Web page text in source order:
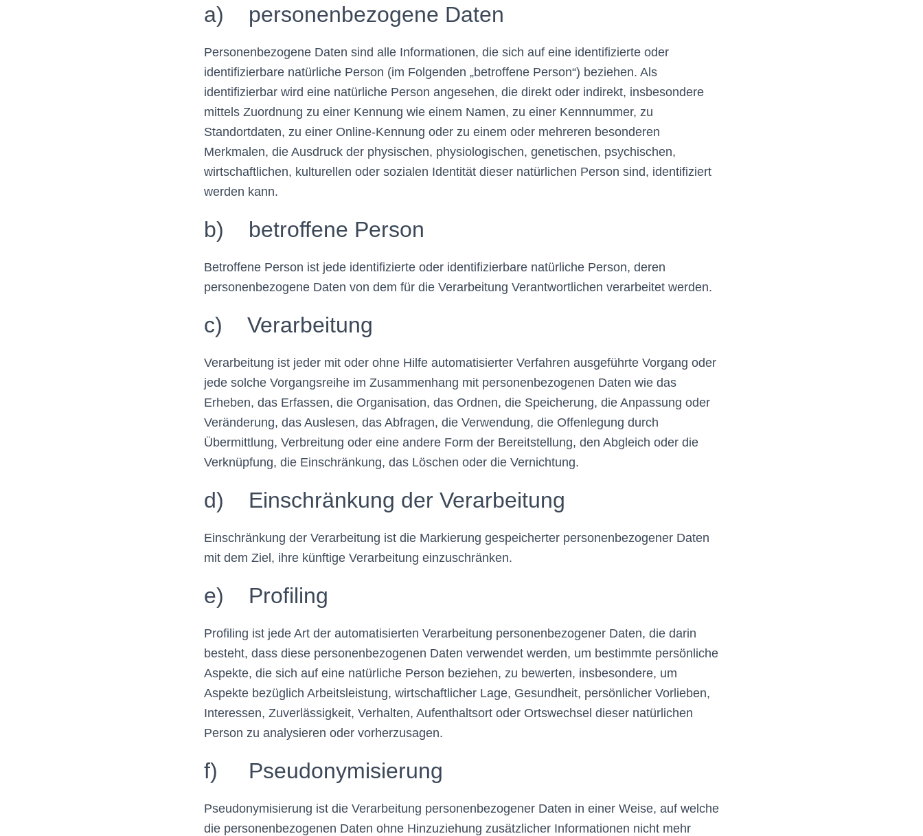
a) personenbezogene Daten
Personenbezogene Daten sind alle Informationen, die sich auf eine identifizierte oder
identifizierbare natürliche Person (im Folgenden „betroffene Person“) beziehen. Als
identifizierbar wird eine natürliche Person angesehen, die direkt oder indirekt, insbesondere
mittels Zuordnung zu einer Kennung wie einem Namen, zu einer Kennnummer, zu
Standortdaten, zu einer Online-Kennung oder zu einem oder mehreren besonderen
Merkmalen, die Ausdruck der physischen, physiologischen, genetischen, psychischen,
wirtschaftlichen, kulturellen oder sozialen Identität dieser natürlichen Person sind, identifiziert
werden kann.
b) betroffene Person
Betroffene Person ist jede identifizierte oder identifizierbare natürliche Person, deren
personenbezogene Daten von dem für die Verarbeitung Verantwortlichen verarbeitet werden.
c) Verarbeitung
Verarbeitung ist jeder mit oder ohne Hilfe automatisierter Verfahren ausgeführte Vorgang oder
jede solche Vorgangsreihe im Zusammenhang mit personenbezogenen Daten wie das
Erheben, das Erfassen, die Organisation, das Ordnen, die Speicherung, die Anpassung oder
Veränderung, das Auslesen, das Abfragen, die Verwendung, die Offenlegung durch
Übermittlung, Verbreitung oder eine andere Form der Bereitstellung, den Abgleich oder die
Verknüpfung, die Einschränkung, das Löschen oder die Vernichtung.
d) Einschränkung der Verarbeitung
Einschränkung der Verarbeitung ist die Markierung gespeicherter personenbezogener Daten
mit dem Ziel, ihre künftige Verarbeitung einzuschränken.
e) Profiling
Profiling ist jede Art der automatisierten Verarbeitung personenbezogener Daten, die darin
besteht, dass diese personenbezogenen Daten verwendet werden, um bestimmte persönliche
Aspekte, die sich auf eine natürliche Person beziehen, zu bewerten, insbesondere, um
Aspekte bezüglich Arbeitsleistung, wirtschaftlicher Lage, Gesundheit, persönlicher Vorlieben,
Interessen, Zuverlässigkeit, Verhalten, Aufenthaltsort oder Ortswechsel dieser natürlichen
Person zu analysieren oder vorherzusagen.
f) Pseudonymisierung
Pseudonymisierung ist die Verarbeitung personenbezogener Daten in einer Weise, auf welche
die personenbezogenen Daten ohne Hinzuziehung zusätzlicher Informationen nicht mehr